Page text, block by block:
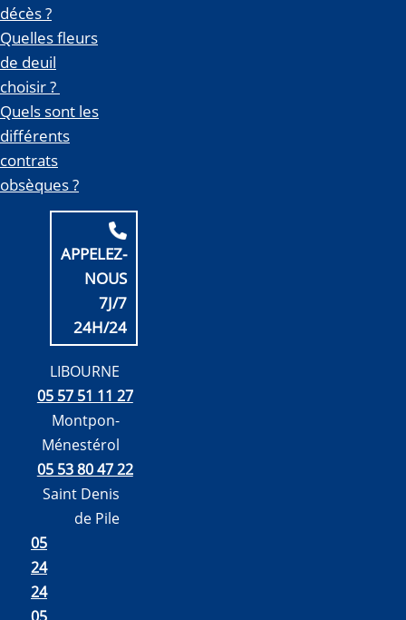
décès ?
Quelles fleurs
de deuil
choisir ?
Quels sont les
différents
contrats
obsèques ?
APPELEZ-
NOUS
7J/7
24H/24
LIBOURNE
05 57 51 11 27
Montpon-
Ménestérol
05 53 80 47 22
Saint Denis
de Pile
05
24
24